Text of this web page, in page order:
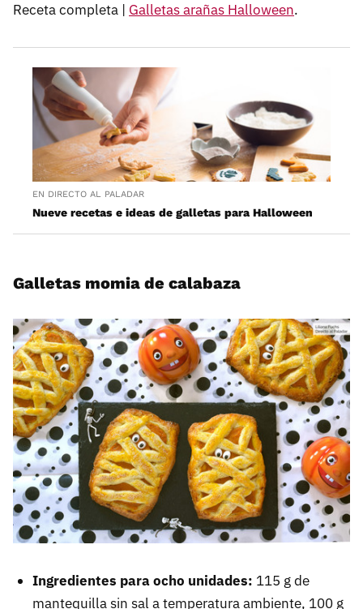
Receta completa | Galletas arañas Halloween.
EN DIRECTO AL PALADAR
Nueve recetas e ideas de galletas para Halloween
Galletas momia de calabaza
Ingredientes para ocho unidades: 115 g de
mantequilla sin sal a temperatura ambiente, 100 g